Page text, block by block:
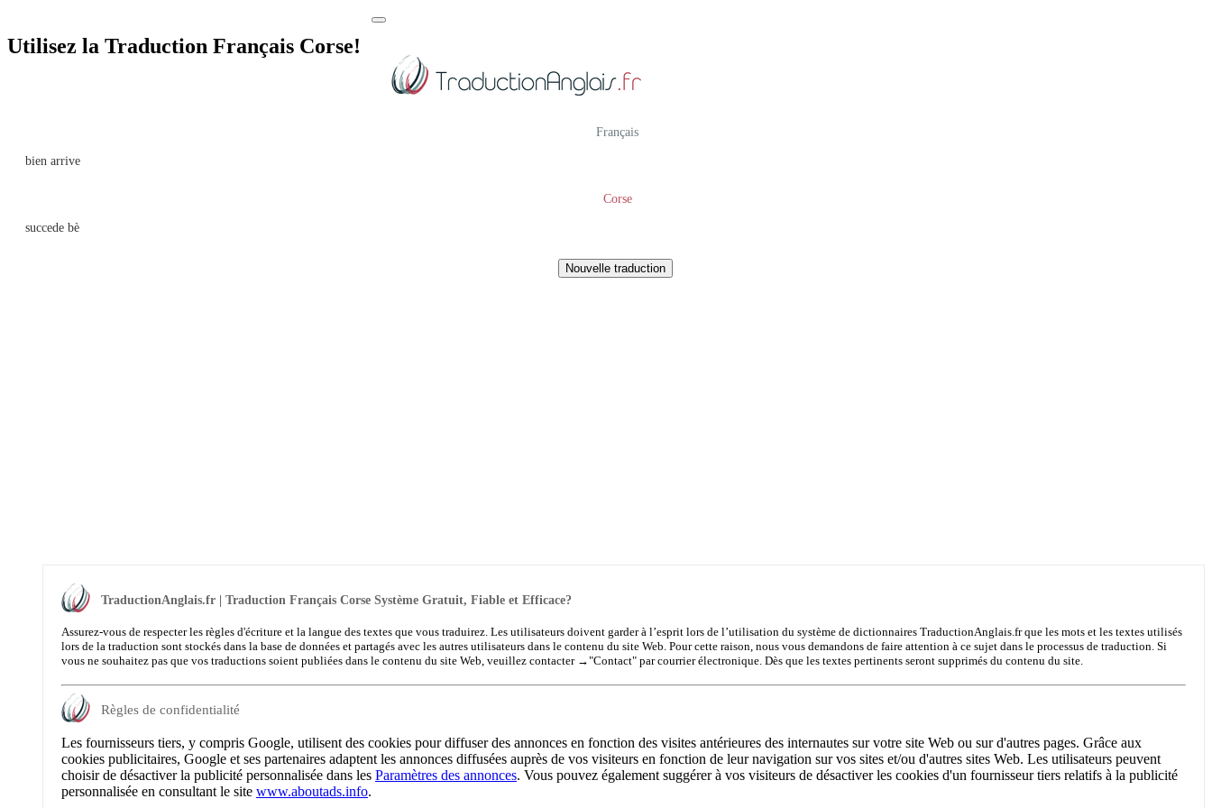
Utilisez la Traduction Français Corse!
Français
bien arrive
Corse
succede bè
TraductionAnglais.fr | Traduction Français Corse Système Gratuit, Fiable et Efficace?
Assurez-vous de respecter les règles d'écriture et la langue des textes que vous traduirez. Les utilisateurs doivent garder à l’esprit lors de l’utilisation du système de dictionnaires TraductionAnglais.fr que les mots et les textes utilisés
lors de la traduction sont stockés dans la base de données et partagés avec les autres utilisateurs dans le contenu du site Web. Pour cette raison, nous vous demandons de faire attention à ce sujet dans le processus de traduction. Si
vous ne souhaitez pas que vos traductions soient publiées dans le contenu du site Web, veuillez contacter →"Contact" par courrier électronique. Dès que les textes pertinents seront supprimés du contenu du site.
Règles de confidentialité
Les fournisseurs tiers, y compris Google, utilisent des cookies pour diffuser des annonces en fonction des visites antérieures des internautes sur votre site Web ou sur d'autres pages. Grâce aux
cookies publicitaires, Google et ses partenaires adaptent les annonces diffusées auprès de vos visiteurs en fonction de leur navigation sur vos sites et/ou d'autres sites Web. Les utilisateurs peuvent
choisir de désactiver la publicité personnalisée dans les Paramètres des annonces. Vous pouvez également suggérer à vos visiteurs de désactiver les cookies d'un fournisseur tiers relatifs à la publicité
personnalisée en consultant le site www.aboutads.info.